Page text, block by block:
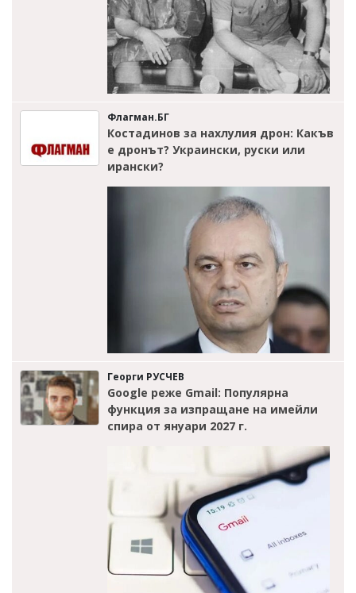
Флагман.БГ
Костадинов за нахлулия дрон: Какъв
е дронът? Украински, руски или
ирански?
Георги РУСЧЕВ
Google реже Gmail: Популярна
функция за изпращане на имейли
спира от януари 2027 г.